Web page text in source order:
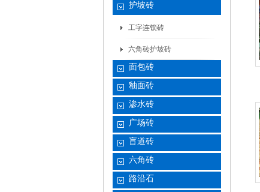
护坡砖
工字连锁砖
六角砖护坡砖
面包砖
釉面砖
渗水砖
广场砖
盲道砖
六角砖
路沿石